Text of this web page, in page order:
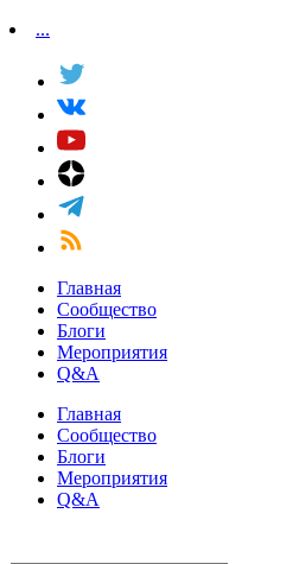
...
Главная
Сообщество
Блоги
Мероприятия
Q&A
Главная
Сообщество
Блоги
Мероприятия
Q&A